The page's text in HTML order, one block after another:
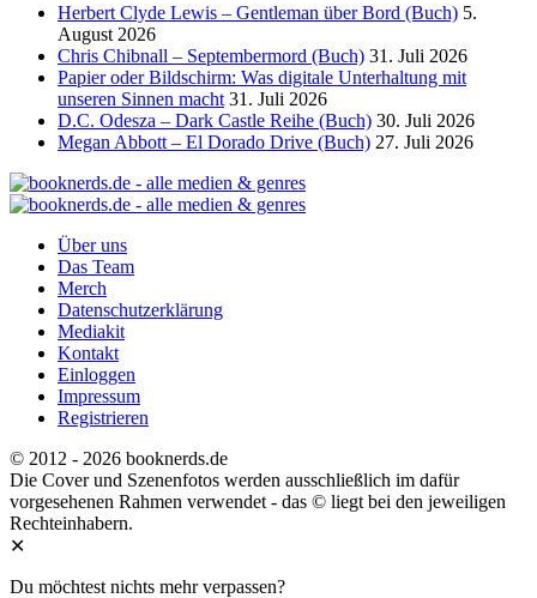
Herbert Clyde Lewis – Gentleman über Bord (Buch) 5.
August 2026
Chris Chibnall – Septembermord (Buch) 31. Juli 2026
Papier oder Bildschirm: Was digitale Unterhaltung mit
unseren Sinnen macht 31. Juli 2026
D.C. Odesza – Dark Castle Reihe (Buch) 30. Juli 2026
Megan Abbott – El Dorado Drive (Buch) 27. Juli 2026
Über uns
Das Team
Merch
Datenschutzerklärung
Mediakit
Kontakt
Einloggen
Impressum
Registrieren
© 2012 - 2026 booknerds.de
Die Cover und Szenenfotos werden ausschließlich im dafür
vorgesehenen Rahmen verwendet - das © liegt bei den jeweiligen
Rechteinhabern.
✕
Du möchtest nichts mehr verpassen?